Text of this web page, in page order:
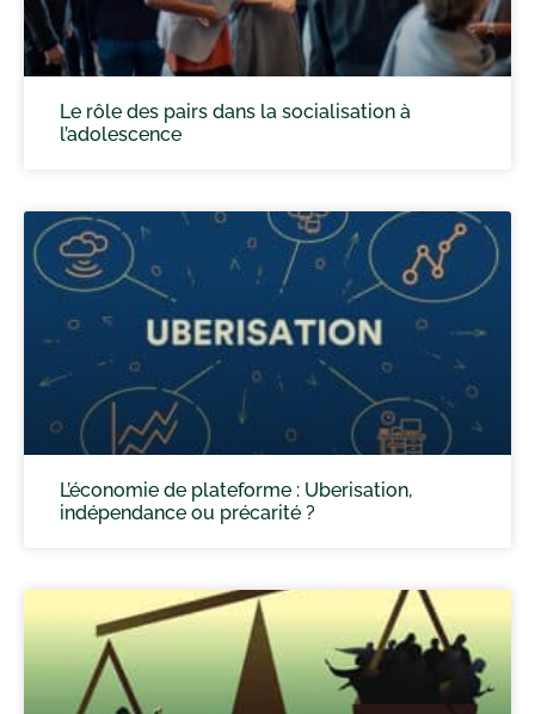
Le rôle des pairs dans la socialisation à
l’adolescence
L’économie de plateforme : Uberisation,
indépendance ou précarité ?